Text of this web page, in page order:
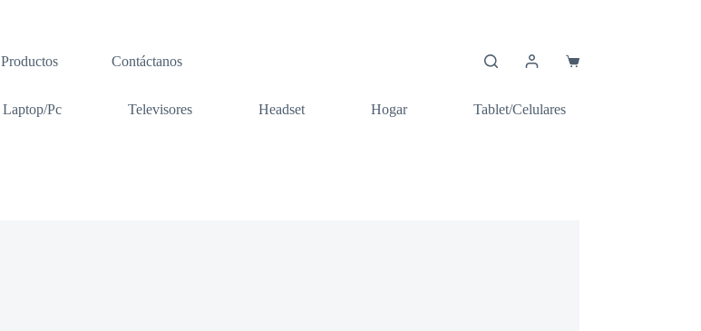
Productos Contáctanos
Carro
Laptop/Pc Televisores Headset Hogar Tablet/Celulares